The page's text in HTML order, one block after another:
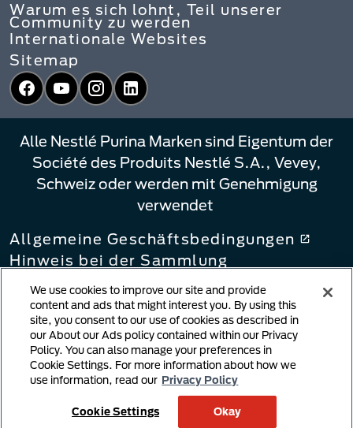
Warum es sich lohnt, Teil unserer
Community zu werden
Internationale Websites
Sitemap
Facebook
YouTubeInstagram
LinkedIn
Alle Nestlé Purina Marken sind Eigentum der
Société des Produits Nestlé S.A., Vevey,
Schweiz oder werden mit Genehmigung
verwendet
Allgemeine Geschäftsbedingungen
Hinweis bei der Sammlung
Datenschutzbestimmungen
Ihre Datenschutzoptionen
Verlinkungsbestimmungen
Meldung von
Urheberrechtsverletzungen
Nutzergenerierte Inhalte
Lieferkettengesetz
We use cookies to improve our site and provide
content and ads that might interest you. By using this
site, you consent to our use of cookies as described in
our About our Ads policy contained within our Privacy
Policy. You can also manage your preferences in
Cookie Settings. For more information about how we
use information, read our Privacy Policy
Cookie Settings Okay